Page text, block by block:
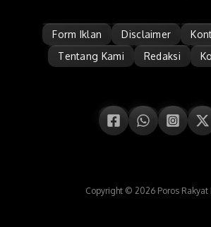
Form Iklan Disclaimer
Tentang Kami
Redaksi
Copyright © 2026 Poros Rakyat